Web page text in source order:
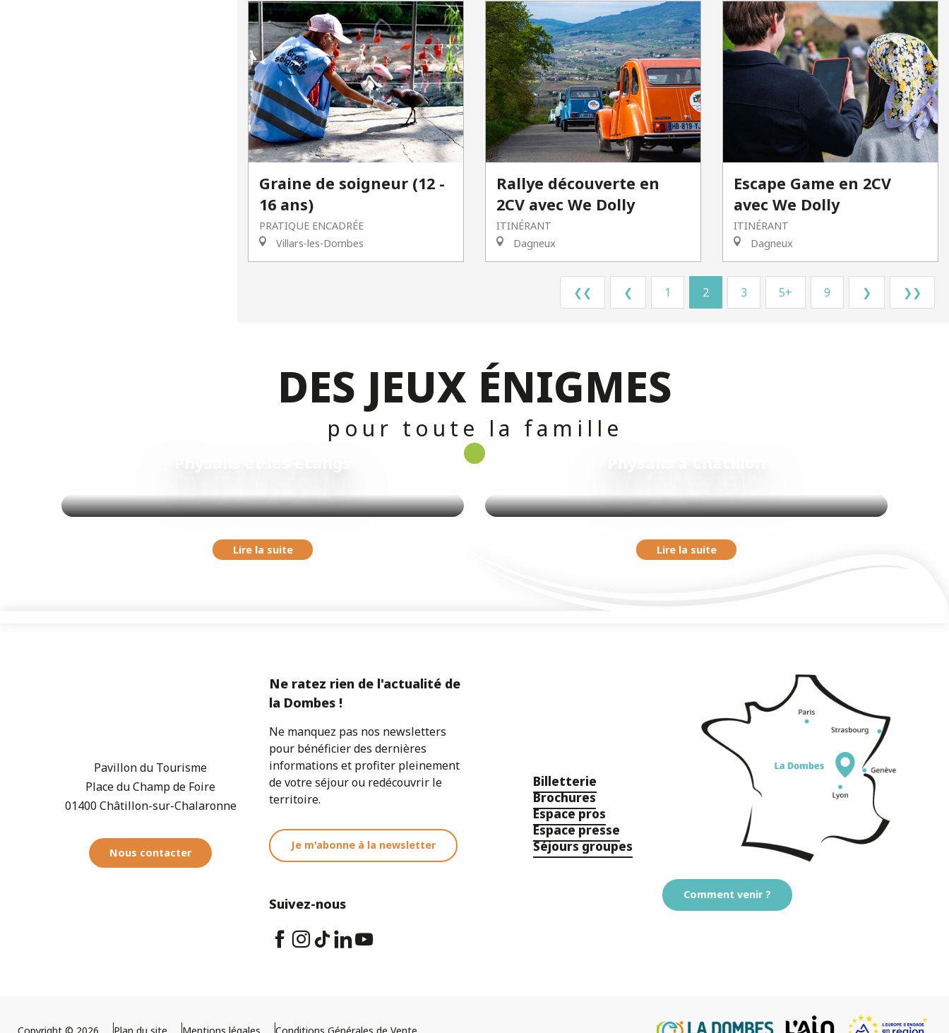
Graine de soigneur (12 -
16 ans)
PRATIQUE ENCADRÉE
Villars-les-Dombes
Rallye découverte en
2CV avec We Dolly
ITINÉRANT
Dagneux
Escape Game en 2CV
avec We Dolly
ITINÉRANT
Dagneux
❮❮ ❮ 1 2 3 5+ 9 ❯ ❯❯
DES JEUX ÉNIGMES
pour toute la famille
Lire la suite Lire la suite
Pavillon du Tourisme
Place du Champ de Foire
01400 Châtillon-sur-Chalaronne
Nous contacter
Ne ratez rien de l'actualité de
la Dombes !
Ne manquez pas nos newsletters
pour bénéficier des dernières
informations et profiter pleinement
de votre séjour ou redécouvrir le
territoire.
Je m'abonne à la newsletter
Suivez-nous
Billetterie
Brochures
Espace pros
Espace presse
Séjours groupes
Comment venir ?